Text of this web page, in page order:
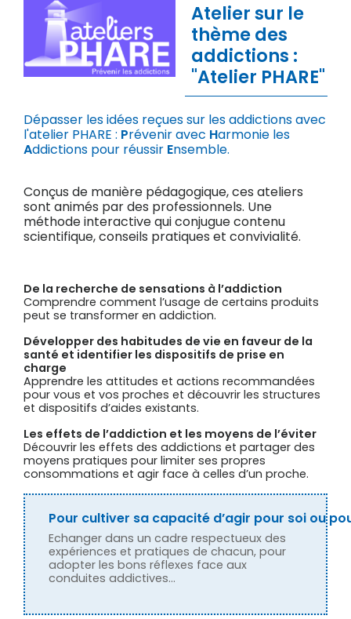
Atelier sur le
thème des
addictions :
"Atelier PHARE"
Dépasser les idées reçues sur les addictions avec
l'atelier PHARE : Prévenir avec Harmonie les
Addictions pour réussir Ensemble.
Conçus de manière pédagogique, ces ateliers
sont animés par des professionnels. Une
méthode interactive qui conjugue contenu
scientifique, conseils pratiques et convivialité.
De la recherche de sensations à l’addiction
Comprendre comment l’usage de certains produits
peut se transformer en addiction.
Développer des habitudes de vie en faveur de la
santé et identifier les dispositifs de prise en
charge
Apprendre les attitudes et actions recommandées
pour vous et vos proches et découvrir les structures
et dispositifs d’aides existants.
Les effets de l’addiction et les moyens de l’éviter
Découvrir les effets des addictions et partager des
moyens pratiques pour limiter ses propres
consommations et agir face à celles d’un proche.
Pour cultiver sa capacité d’agir pour soi ou
Echanger dans un cadre respectueux des
expériences et pratiques de chacun, pour
adopter les bons réflexes face aux
conduites addictives...